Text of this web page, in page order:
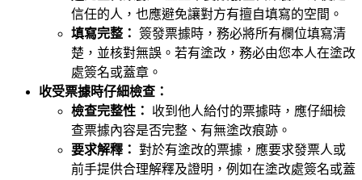
信任的人，也應避免讓對方有擅自填寫的空間。
填寫完整： 簽發票據時，務必將所有欄位填寫清
楚，並核對無誤。若有塗改，務必由您本人在塗改
處簽名或蓋章。
收受票據時仔細檢查：
檢查完整性：
收到他人給付的票據時，應仔細檢
查票據內容是否完整、有無塗改痕跡。
要求解釋： 對於有塗改的票據，應要求發票人或
前手提供合理解釋及證明，例如在塗改處簽名或蓋